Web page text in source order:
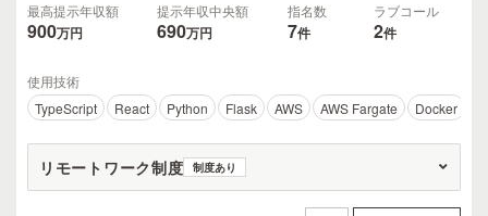
最高提示年収額
900万円
提示年収中央額
690万円
指名数
7件
ラブコール
2件
使用技術
TypeScript
React Python Flask AWS AWS Fargate Docker
リモートワーク制度 制度あり